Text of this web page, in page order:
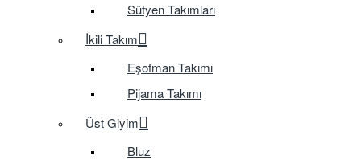
Sütyen Takımları
İkili Takım
Eşofman Takımı
Pijama Takımı
Üst Giyim
Bluz